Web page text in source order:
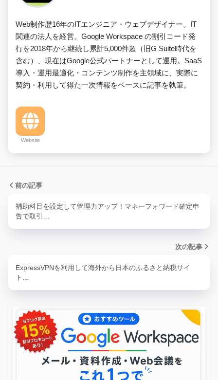
Web制作歴16年のITエンジニア・ウェブデザイナー。IT
関連の法人を経営。Google Workspace の割引コード発
行を2018年から継続し累計5,000件超（旧G Suite時代を
含む）、現在はGoogle公式パートナーとして運用。SaaS
導入・運用最適化・コンテンツ制作を主領域に、実際に
契約・利用して得た一次情報をベースに記事を執筆。
Website
前の記事
補助科目を設定して管理力アップ！マネーフォワード確定申
告で取引…
次の記事
ExpressVPNを利用して海外から日本のふるさと納税サイ
ト…